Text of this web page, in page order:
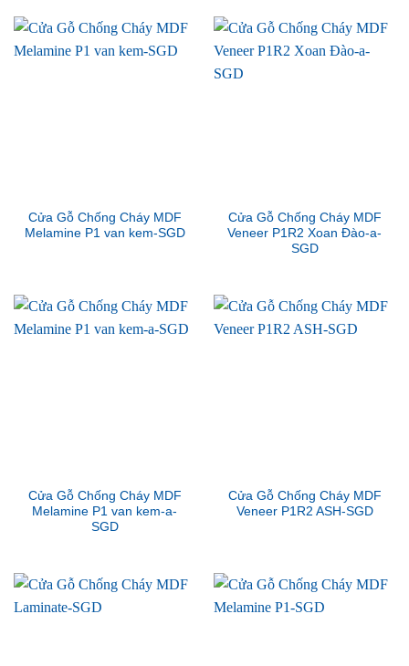
Cửa Gỗ Chống Cháy MDF
Melamine P1 van kem-SGD
Cửa Gỗ Chống Cháy MDF
Veneer P1R2 Xoan Đào-a-
SGD
Cửa Gỗ Chống Cháy MDF
Melamine P1 van kem-a-
SGD
Cửa Gỗ Chống Cháy MDF
Veneer P1R2 ASH-SGD